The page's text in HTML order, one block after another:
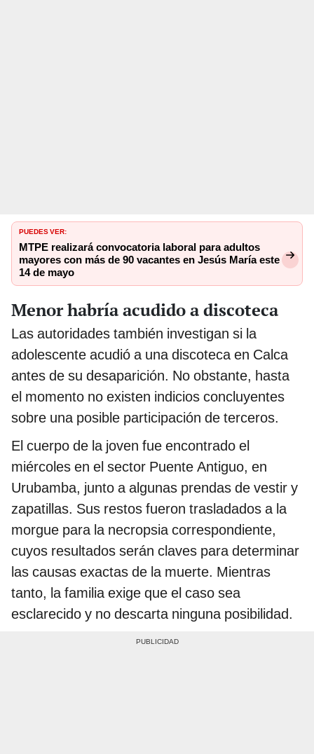
PUEDES VER:
MTPE realizará convocatoria laboral para adultos
mayores con más de 90 vacantes en Jesús María este
14 de mayo
Menor habría acudido a discoteca
Las autoridades también investigan si la
adolescente acudió a una discoteca en Calca
antes de su desaparición. No obstante, hasta
el momento no existen indicios concluyentes
sobre una posible participación de terceros.
El cuerpo de la joven fue encontrado el
miércoles en el sector Puente Antiguo, en
Urubamba, junto a algunas prendas de vestir y
zapatillas. Sus restos fueron trasladados a la
morgue para la necropsia correspondiente,
cuyos resultados serán claves para determinar
las causas exactas de la muerte. Mientras
tanto, la familia exige que el caso sea
esclarecido y no descarta ninguna posibilidad.